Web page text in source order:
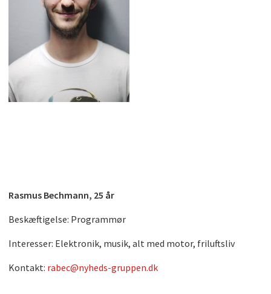
Rasmus Bechmann, 25 år
Beskæftigelse: Programmør
Interesser: Elektronik, musik, alt med motor, friluftsliv
Kontakt: rabec@nyheds-gruppen.dk